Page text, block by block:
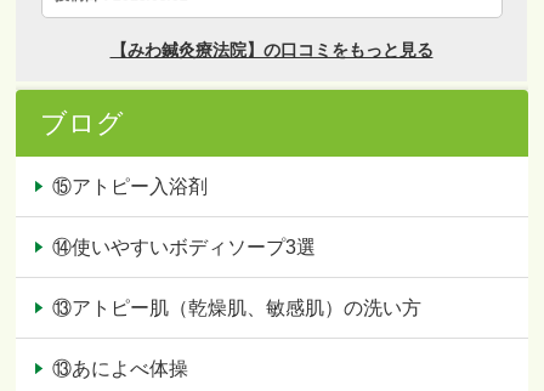
ブログ
⑮アトピー入浴剤
⑭使いやすいボディソープ3選
⑬アトピー肌（乾燥肌、敏感肌）の洗い方
⑬あによべ体操